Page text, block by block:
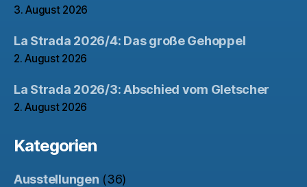
3. August 2026
La Strada 2026/4: Das große Gehoppel
2. August 2026
La Strada 2026/3: Abschied vom Gletscher
2. August 2026
Kategorien
Ausstellungen (36)